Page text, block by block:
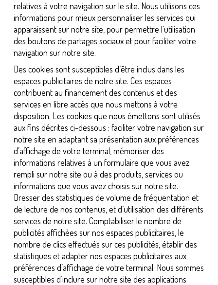
relatives à votre navigation sur le site. Nous utilisons ces
informations pour mieux personnaliser les services qui
apparaissent sur notre site, pour permettre l’utilisation
des boutons de partages sociaux et pour faciliter votre
navigation sur notre site.
Des cookies sont susceptibles d’être inclus dans les
espaces publicitaires de notre site. Ces espaces
contribuent au financement des contenus et des
services en libre accès que nous mettons à votre
disposition. Les cookies que nous émettons sont utilisés
aux fins décrites ci-dessous : faciliter votre navigation sur
notre site en adaptant sa présentation aux préférences
d’affichage de votre terminal, mémoriser des
informations relatives à un formulaire que vous avez
rempli sur notre site ou à des produits, services ou
informations que vous avez choisis sur notre site.
Dresser des statistiques de volume de fréquentation et
de lecture de nos contenus, et d’utilisation des différents
services de notre site. Comptabiliser le nombre de
publicités affichées sur nos espaces publicitaires, le
nombre de clics effectués sur ces publicités, établir des
statistiques et adapter nos espaces publicitaires aux
préférences d’affichage de votre terminal. Nous sommes
susceptibles d’inclure sur notre site des applications